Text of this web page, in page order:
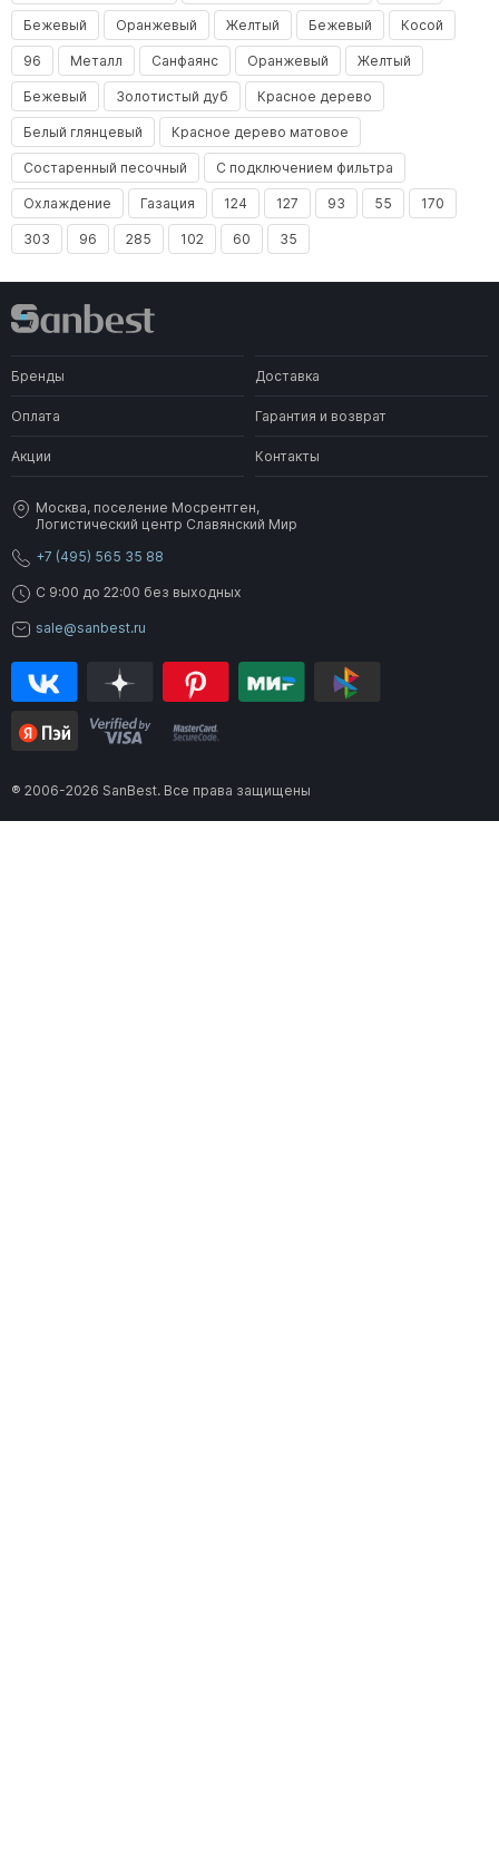
Бежевый Оранжевый Желтый Бежевый Косой
96 Металл Санфаянс Оранжевый Желтый
Бежевый Золотистый дуб Красное дерево
Белый глянцевый Красное дерево матовое
Состаренный песочный С подключением фильтра
Охлаждение Газация 124 127 93 55 170
303 96 285 102 60 35
Бренды Доставка
Оплата Гарантия и возврат
Акции Контакты
Москва, поселение Мосрентген,
Логистический центр Славянский Мир
+7 (495) 565 35 88
C 9:00 до 22:00 без выходных
sale@sanbest.ru
® 2006-2026 SanBest. Все права защищены